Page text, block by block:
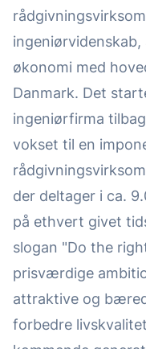
økonomi med
Danmark. Det
ingeniørfirma
vokset til en
der deltager i ca.
på ethvert givet
slogan "Do the
prisværdige
attraktive og
forbedre